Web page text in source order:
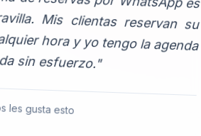
sin esfuerzo."
les gusta esto